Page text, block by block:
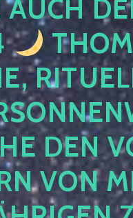
DEN
VON